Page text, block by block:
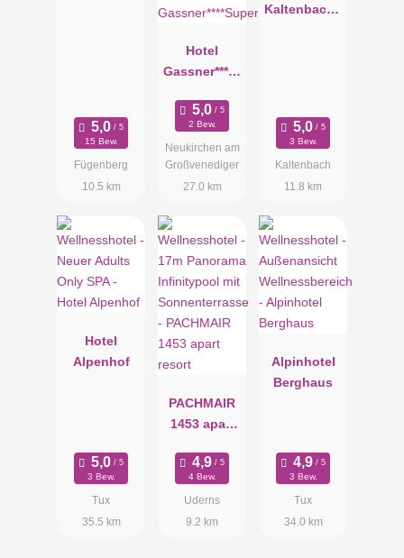
15 Bew.
Fügenberg
10.5 km
Hotel
Gassner****S
2 Bew.
Neukirchen am
Großvenediger
27.0 km
Kaltenbach -
3 Bew.
Kaltenbach
11.8 km
Hotel
Alpenhof
3 Bew.
Tux
35.5 km
PACHMAIR
1453 apart
4 Bew.
Uderns
9.2 km
Alpinhotel
Berghaus
3 Bew.
Tux
34.0 km